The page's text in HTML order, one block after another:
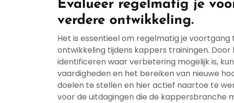
Evalueer regelmatig je
verdere ontwikkeling.
Het is essentieel om regelmatig je
ontwikkeling tijdens kappers trainingen.
identificeren waar verbetering mogelijk is,
vaardigheden en het bereiken van nieuwe
doelen te stellen en hier actief naartoe te
voor de uitdagingen die de kappersbranche